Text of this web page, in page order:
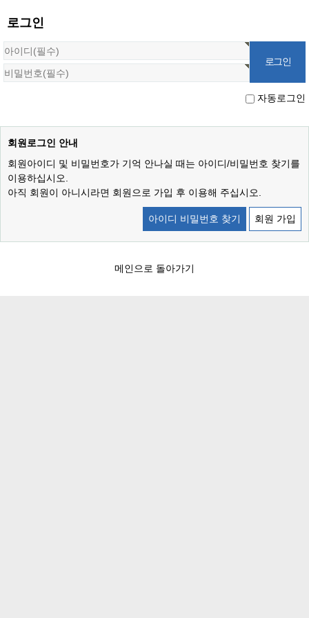
로그인
자동로그인
회원로그인 안내
회원아이디 및 비밀번호가 기억 안나실 때는 아이디/비밀번호 찾기를
이용하십시오.
아직 회원이 아니시라면 회원으로 가입 후 이용해 주십시오.
아이디 비밀번호 찾기 회원 가입
메인으로 돌아가기